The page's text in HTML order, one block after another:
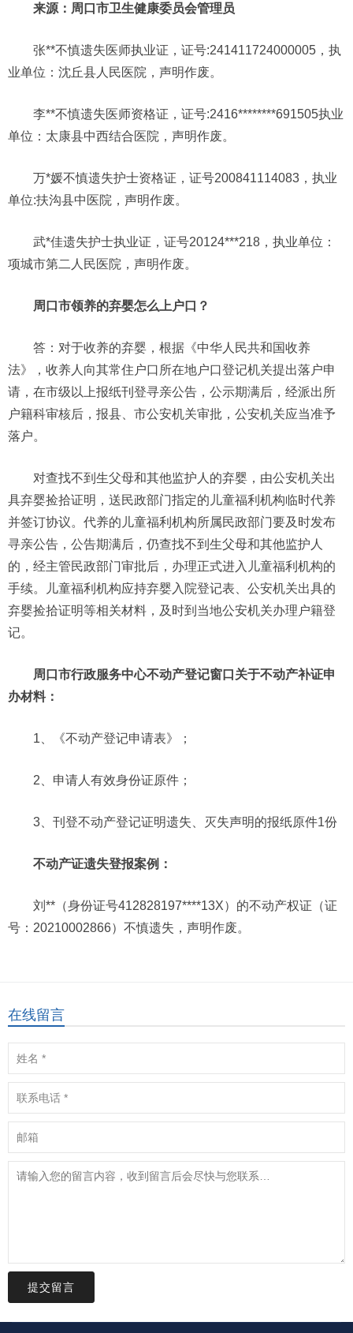
来源：周口市卫生健康委员会管理员
张**不慎遗失医师执业证，证号:241411724000005，执
业单位：沈丘县人民医院，声明作废。
李**不慎遗失医师资格证，证号:2416********691505执业
单位：太康县中西结合医院，声明作废。
万*媛不慎遗失护士资格证，证号200841114083，执业
单位:扶沟县中医院，声明作废。
武*佳遗失护士执业证，证号20124***218，执业单位：
项城市第二人民医院，声明作废。
周口市领养的弃婴怎么上户口？
答：对于收养的弃婴，根据《中华人民共和国收养
法》，收养人向其常住户口所在地户口登记机关提出落户申
请，在市级以上报纸刊登寻亲公告，公示期满后，经派出所
户籍科审核后，报县、市公安机关审批，公安机关应当准予
落户。
对查找不到生父母和其他监护人的弃婴，由公安机关出
具弃婴捡拾证明，送民政部门指定的儿童福利机构临时代养
并签订协议。代养的儿童福利机构所属民政部门要及时发布
寻亲公告，公告期满后，仍查找不到生父母和其他监护人
的，经主管民政部门审批后，办理正式进入儿童福利机构的
手续。儿童福利机构应持弃婴入院登记表、公安机关出具的
弃婴捡拾证明等相关材料，及时到当地公安机关办理户籍登
记。
周口市行政服务中心不动产登记窗口关于不动产补证申
办材料：
1、《不动产登记申请表》；
2、申请人有效身份证原件；
3、刊登不动产登记证明遗失、灭失声明的报纸原件1份
不动产证遗失登报案例：
刘**（身份证号412828197****13X）的不动产权证（证
号：20210002866）不慎遗失，声明作废。
在线留言
提交留言